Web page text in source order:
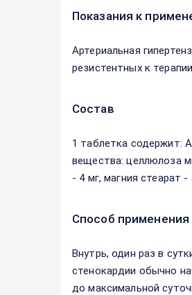
Показания к
Артериальная
резистентных к
Состав
1 таблетка содержит:
вещества: целлюлоза
- 4 мг, магния стеарат -
Способ применения
Внутрь, один раз в
стенокардии обычно
до максимальной